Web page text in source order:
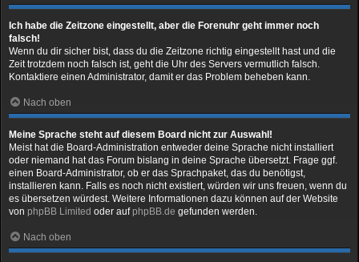
Ich habe die Zeitzone eingestellt, aber die Forenuhr geht immer noch
falsch!
Wenn du dir sicher bist, dass du die Zeitzone richtig eingestellt hast und die
Zeit trotzdem noch falsch ist, geht die Uhr des Servers vermutlich falsch.
Kontaktiere einen Administrator, damit er das Problem beheben kann.
Nach oben
Meine Sprache steht auf diesem Board nicht zur Auswahl!
Meist hat die Board-Administration entweder deine Sprache nicht installiert
oder niemand hat das Forum bislang in deine Sprache übersetzt. Frage ggf.
einen Board-Administrator, ob er das Sprachpaket, das du benötigst,
installieren kann. Falls es noch nicht existiert, würden wir uns freuen, wenn du
es übersetzen würdest. Weitere Informationen dazu können auf der Website
von phpBB Limited oder aufphpBB.de gefunden werden.
Nach oben